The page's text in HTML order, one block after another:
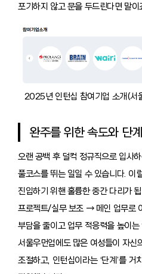
포기하지 않고 문을 두드린다면 말이
2025년 인턴십 참여기업 소개(
완주를 위한 속도와 단
오랜 공백 후 덜컥 정규직으로 입사
풀코스를 뛰는 일일 수 있습니다. 이
진입하기 위핸 훌륭한 중간 다리
프로젝트/실무 보조 → 메인 업무로
부담을 줄이고 업무 적응력을 높이는
서울우먼업에도 많은 여성들이 자신
조절하고, 인턴십이라는 ‘단계’를 거